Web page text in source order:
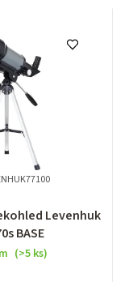
Levenhuk
BASE
(>5 ks)